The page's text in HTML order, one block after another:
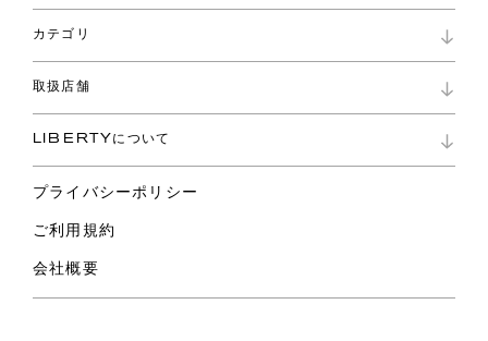
パスワード再設定
ショッピングバッグ
お問い合わせ
よくあるご質問
ご利用ガイド
カテゴリ
コレクション
ファブリックス
バッグ
スカーフ
ウェア
ライフスタイル
スペシャル
取扱店舗
リバティ・ファブリックス
LIBERTYについて
プライバシーポリシー
ご利用規約
会社概要